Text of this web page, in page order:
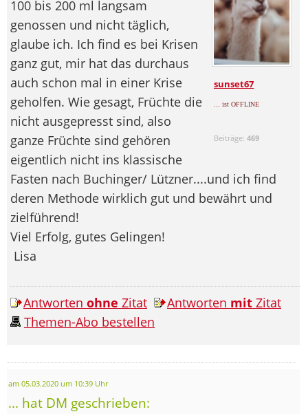
sunset67
... ist OFFLINE
Beiträge:469
100 bis 200 ml langsam
genossen und nicht täglich,
glaube ich. Ich find es bei Krisen
ganz gut, mir hat das durchaus
auch schon mal in einer Krise
geholfen. Wie gesagt, Früchte die
nicht ausgepresst sind, also
ganze Früchte sind gehören
eigentlich nicht ins klassische
Fasten nach Buchinger/ Lützner....und ich find
deren Methode wirklich gut und bewährt und
zielführend!
Viel Erfolg, gutes Gelingen!
Lisa
Antworten ohne Zitat Antworten mit Zitat
Themen-Abo bestellen
am 05.03.2020 um 10:39 Uhr
... hat DM geschrieben: